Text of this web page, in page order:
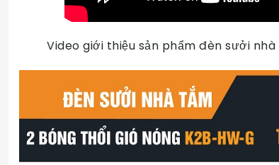
Video giới thiệu sản phẩm đèn sưởi